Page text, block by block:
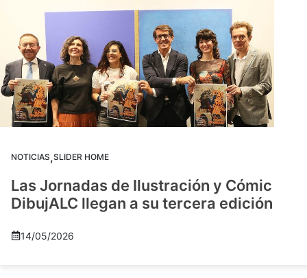
NOTICIAS,SLIDER HOME
Las Jornadas de Ilustración y Cómic
DibujALC llegan a su tercera edición
14/05/2026